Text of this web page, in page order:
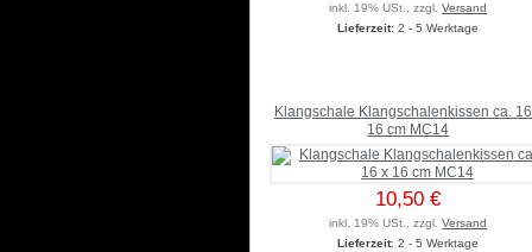
inkl. 19% USt., zzgl.Versand
Lieferzeit: 2 - 5 Werktage
Klangschale Klangschalenkissen ca.
16 cm MC14
10,50 €
inkl. 19% USt., zzgl.Versand
Lieferzeit: 2 - 5 Werktage